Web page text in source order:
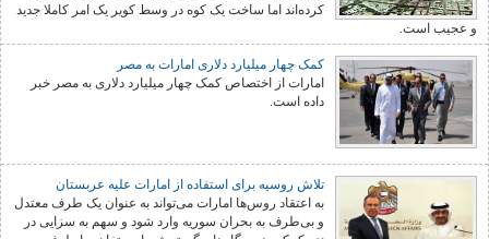
کرده‌اند اما ساخت یک کوه در وسط کویر یک امر کاملا جدید
و عجیب است.
کمک چهار میلیارد دلاری امارات به مصر
امارات از اختصاص کمک چهار میلیارد دلاری به مصر خبر
داده است.
تلاش روسیه برای استفاده از امارات علیه عربستان
به اعتقاد روس‌ها امارات می‌تواند به عنوان یک طرف معتدل
و بی‌طرف به بحران سوریه وارد شود و سهم به سزایی در